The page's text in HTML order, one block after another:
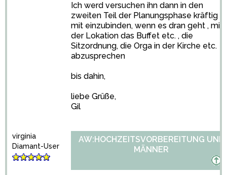
Ich werd versuchen ihn dann in den
zweiten Teil der Planungsphase kräftig
mit einzubinden, wenn es dran geht , mit
der Lokation das Buffet etc. , die
Sitzordnung, die Orga in der Kirche etc.
abzusprechen
bis dahin,
liebe Grüße,
Gil
virginia
Diamant-User
AW:HOCHZEITSVORBEREITUNG UND
MÄNNER